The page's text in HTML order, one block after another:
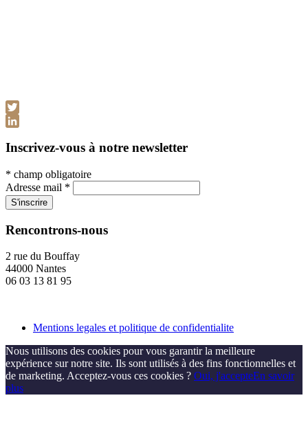
Twitter
Inscrivez-vous à notre newsletter
* champ obligatoire
Adresse mail *
Rencontrons-nous
2 rue du Bouffay
44000 Nantes
06 03 13 81 95
Mentions legales et politique de confidentialite
Nous utilisons des cookies pour vous garantir la meilleure
expérience sur notre site. Ils sont utilisés à des fins fonctionnelles et
de marketing. Acceptez-vous ces cookies ? Oui, j'accepteEn savoir
plus